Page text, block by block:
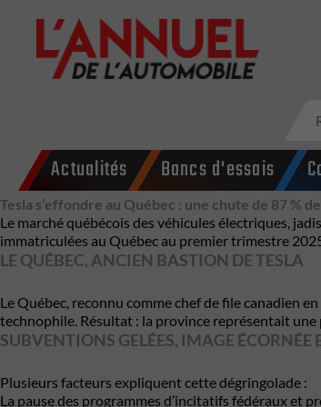
Actualités Bancs d'essais
Tesla s’effondre au Québec : une chute de 87 %
Le marché québécois des véhicules électriques,
immatriculées au Québec au premier trimestre
LE QUÉBEC, ANCIEN BASTION DE TESLA
Le Québec, reconnu comme chef de file canadien
technophile. Résultat : la province représentait
SUBVENTIONS GELÉES, IMAGE ÉCORNÉE
Plusieurs facteurs expliquent cette dégringolade :
La pause des programmes d’incitatifs fédéraux et